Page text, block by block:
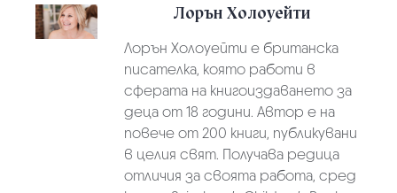
Лорън Холоуейти
Лорън Холоуейти е британска
писателка, която работи в
сферата на книгоиздаването за
деца от 18 години. Автор е на
повече от 200 книги, публикувани
в целия свят. Получава редица
отличия за своята работа, сред